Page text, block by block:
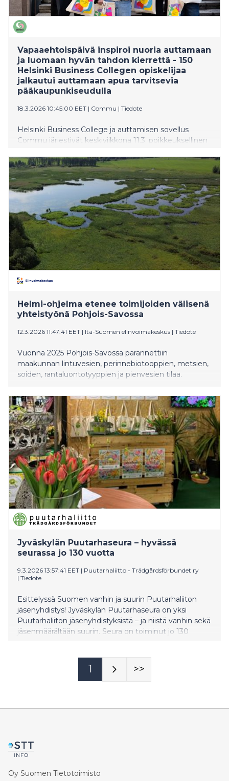
Vapaaehtoispäivä inspiroi nuoria auttamaan
ja luomaan hyvän tahdon kierrettä - 150
Helsinki Business Collegen opiskelijaa
jalkautui auttamaan apua tarvitsevia
pääkaupunkiseudulla
18.3.2026 10:45:00 EET | Commu | Tiedote
Helsinki Business College ja auttamisen sovellus
Commu järjestivät keskiviikkona 11.3. poikkeuksellinen
opiskelijaa osallistui vapaaehtoistoimintaan eri puolilla
pääkaupunkiseutua. Monille päivä oli heidän elämänsä
ensimmäinen kokemus vapaaehtoistyöstä, vieläpä
vieraassa maassa.
Helmi-ohjelma etenee toimijoiden välisenä
yhteistyönä Pohjois-Savossa
12.3.2026 11:47:41 EET | Itä-Suomen elinvoimakeskus | Tiedote
Vuonna 2025 Pohjois-Savossa parannettiin
maakunnan lintuvesien, perinnebiotooppien, metsien,
soiden, rantaluontotyyppien ja pienvesien tilaa.
Jyväskylän Puutarhaseura – hyvässä
seurassa jo 130 vuotta
9.3.2026 13:57:41 EET | Puutarhaliitto - Trädgårdsförbundet ry
| Tiedote
Esittelyssä Suomen vanhin ja suurin Puutarhaliiton
jäsenyhdistys! Jyväskylän Puutarhaseura on yksi
Puutarhaliiton jäsenyhdistyksistä – ja niistä vanhin sekä
jäsenmäärältään suurin. Seura on toiminut jo 130
1 >>
Oy Suomen Tietotoimisto